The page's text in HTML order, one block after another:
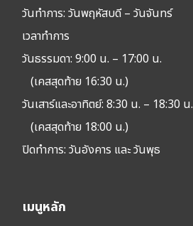
วันทำการ: วันพฤหัสบดี – วันจันทร์
เวลาทำการ
วันธรรมดา: 9:00 น. – 17:00 น.
(เคสสุดท้าย 16:30 น.)
วันเสาร์และอาทิตย์: 8:30 น. – 18:30 น.
(เคสสุดท้าย 18:00 น.)
ปิดทำการ:วันอังคาร และ วันพุธ
เมนูหลัก